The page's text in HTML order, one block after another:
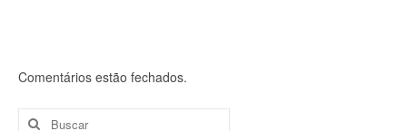
Comentários estão fechados.
Buscar